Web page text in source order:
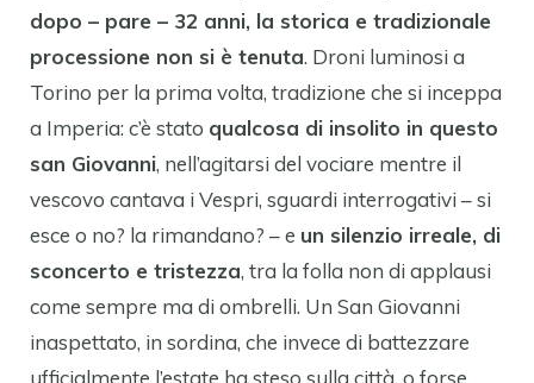
dopo – pare – 32 anni, la storica e tradizionale
processione non si è tenuta. Droni luminosi a
Torino per la prima volta, tradizione che si inceppa
a Imperia: c’è stato qualcosa di insolito in questo
san Giovanni, nell’agitarsi del vociare mentre il
vescovo cantava i Vespri, sguardi interrogativi – si
esce o no? la rimandano? – e un silenzio irreale, di
sconcerto e tristezza, tra la folla non di applausi
come sempre ma di ombrelli. Un San Giovanni
inaspettato, in sordina, che invece di battezzare
ufficialmente l’estate ha steso sulla città, o forse